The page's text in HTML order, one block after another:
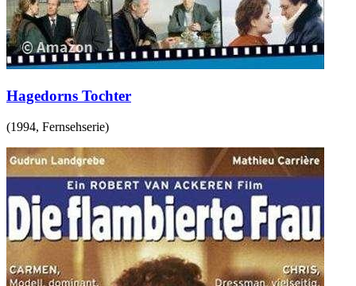
Hagedorns Tochter
(1994, Fernsehserie)